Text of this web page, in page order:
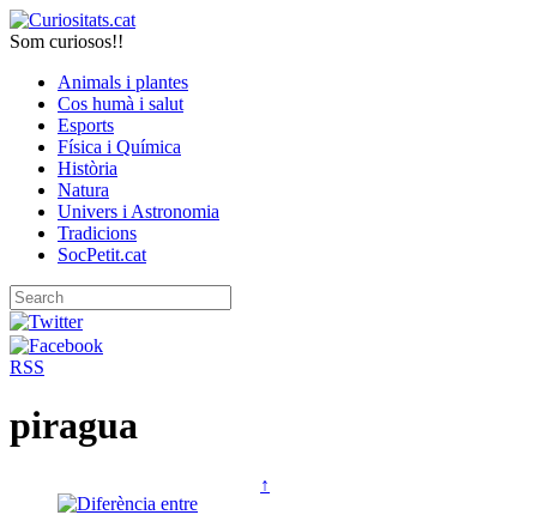
Som curiosos!!
Animals i plantes
Cos humà i salut
Esports
Física i Química
Història
Natura
Univers i Astronomia
Tradicions
SocPetit.cat
RSS
piragua
↑